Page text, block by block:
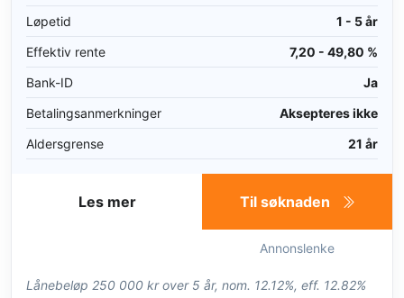
Løpetid
1 - 5 år
Effektiv rente
7,20 - 49,80 %
Bank-ID
Ja
Betalingsanmerkninger
Aksepteres ikke
Aldersgrense
21 år
Til søknaden
Annonslenke
Les mer
Lånebeløp 250 000 kr over 5 år, nom. 12.12%, eff. 12.82%